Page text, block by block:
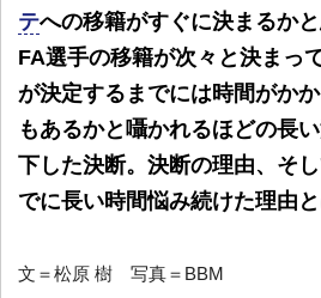
テへの移籍がすぐに決まるか
FA選手の移籍が次々と決まっ
が決定するまでには時間がかか
もあるかと囁かれるほどの長
下した決断。決断の理由、そ
でに長い時間悩み続けた理由と
文＝松原 樹 写真＝BBM